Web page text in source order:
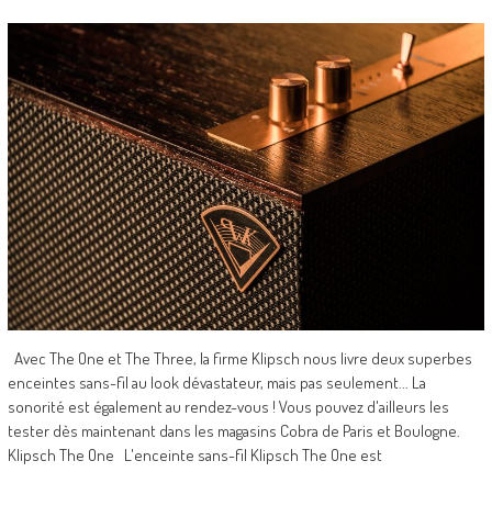
Avec The One et The Three, la firme Klipsch nous livre deux superbes
enceintes sans-fil au look dévastateur, mais pas seulement... La
sonorité est également au rendez-vous ! Vous pouvez d'ailleurs les
tester dès maintenant dans les magasins Cobra de Paris et Boulogne.
Klipsch The One L'enceinte sans-fil Klipsch The One est